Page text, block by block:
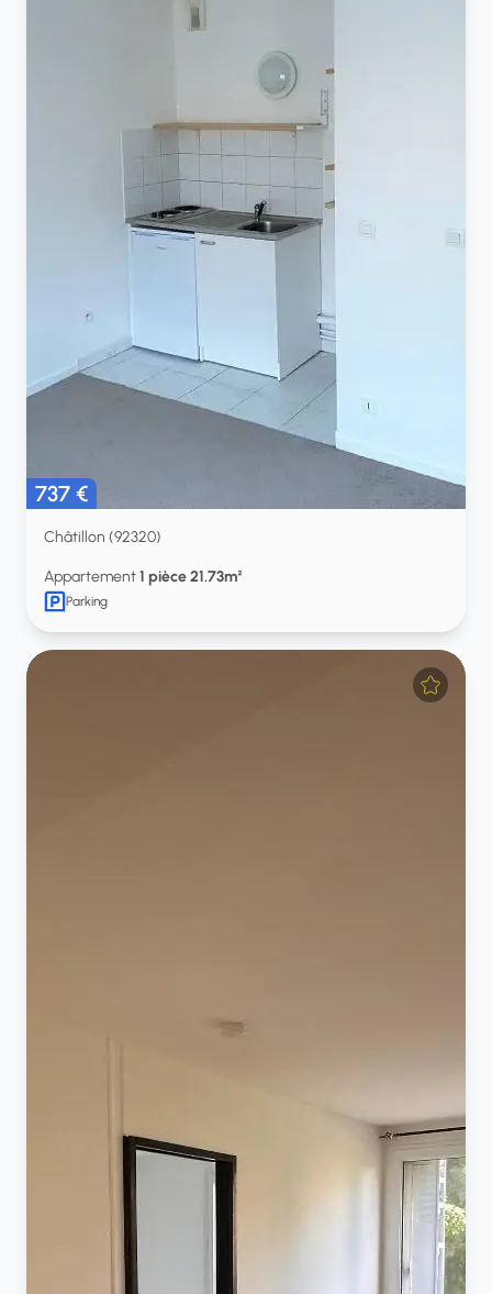
737 €
Châtillon (92320)
Appartement1 pièce 21.73m²
Parking